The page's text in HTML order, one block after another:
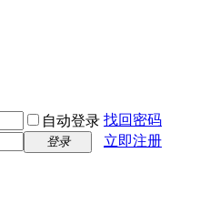
自动登录 找回密码
登录
立即注册